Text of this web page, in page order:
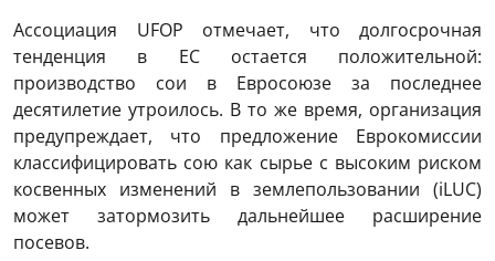
Ассоциация UFOP отмечает, что долгосрочная
тенденция в ЕС остается положительной:
производство сои в Евросоюзе за последнее
десятилетие утроилось. В то же время, организация
предупреждает, что предложение Еврокомиссии
классифицировать сою как сырье с высоким риском
косвенных изменений в землепользовании (iLUC)
может затормозить дальнейшее расширение
посевов.